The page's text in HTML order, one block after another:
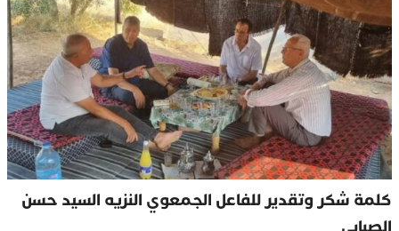
كلمة شكر وتقدير للفاعل الجمعوي النزيه السيد حسن